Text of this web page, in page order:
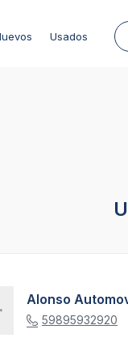
Usados
Alonso
59895932920